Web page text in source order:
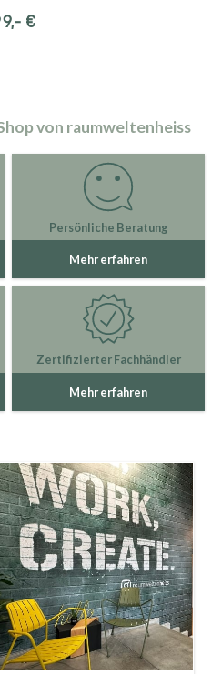
€
von raumweltenheiss
Persönliche Beratung
Mehr erfahren
Zertifizierter Fachhändler
Mehr erfahren